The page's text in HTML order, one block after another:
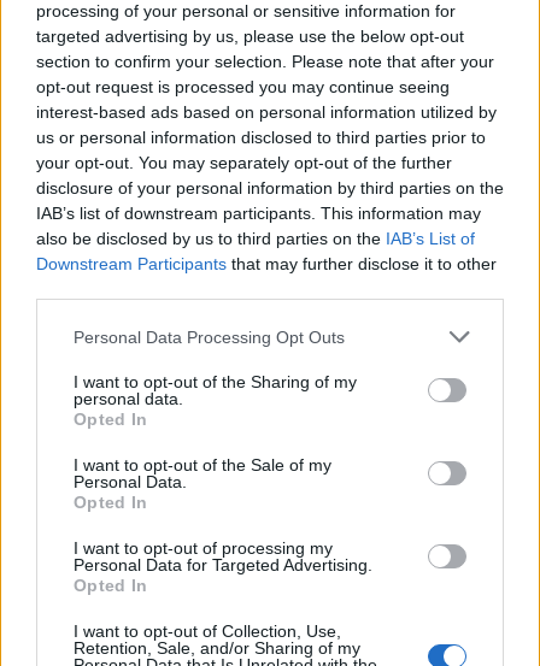
processing of your personal or sensitive information for
targeted advertising by us, please use the below opt-out
section to confirm your selection. Please note that after your
opt-out request is processed you may continue seeing
interest-based ads based on personal information utilized by
us or personal information disclosed to third parties prior to
your opt-out. You may separately opt-out of the further
disclosure of your personal information by third parties on the
IAB’s list of downstream participants. This information may
also be disclosed by us to third parties on the IAB’s List of
Downstream Participants that may further disclose it to other
Personal Data Processing Opt Outs
I want to opt-out of the Sharing of my
personal data.
Opted In
I want to opt-out of the Sale of my
Personal Data.
Opted In
I want to opt-out of processing my
Personal Data for Targeted Advertising.
Opted In
I want to opt-out of Collection, Use,
Retention, Sale, and/or Sharing of my
Abonnement
Nokon må sove dårleg om natta
Abonnement